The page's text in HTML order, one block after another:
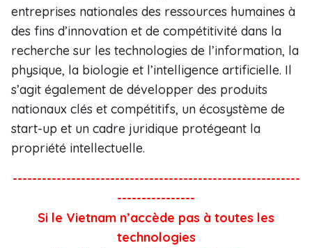
entreprises nationales des ressources humaines à
des fins d’innovation et de compétitivité dans la
recherche sur les technologies de l’information, la
physique, la biologie et l’intelligence artificielle. Il
s’agit également de développer des produits
nationaux clés et compétitifs, un écosystème de
start-up et un cadre juridique protégeant la
propriété intellectuelle.
-----------------------------------------------------------
----------------
Si le Vietnam n’accède pas à toutes les
technologies